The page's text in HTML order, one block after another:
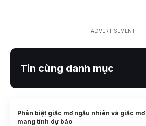
- ADVERTISEMENT -
Tin cùng danh mục
Phân biệt giấc mơ ngẫu nhiên và giấc mơ
mang tính dự báo